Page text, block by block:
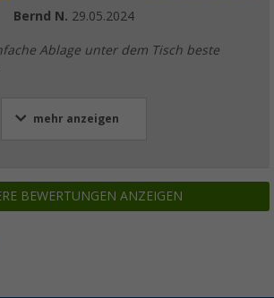
Bernd N. 29.05.2024
Ablage unter dem Tisch beste
mehr anzeigen
BEWERTUNGEN ANZEIGEN